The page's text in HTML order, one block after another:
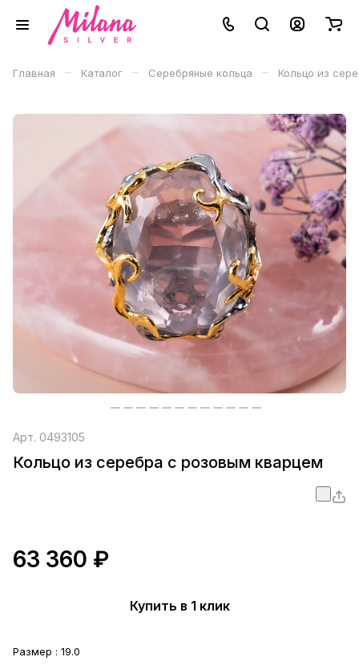
Главная – Каталог – Серебряные кольца – Кольцо из
Арт. 0493105
Кольцо из серебра с розовым кварцем
63 360 ₽
Купить в 1 клик
Размер : 19.0